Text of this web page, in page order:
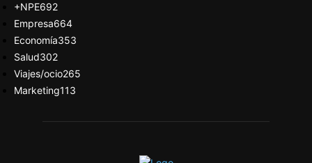
+NPE692
Empresa664
Economía353
Salud302
Viajes/ocio265
Marketing113